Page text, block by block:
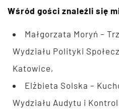
Wśród gości znaleźli się
Małgorzata Moryń –
Wydziału Polityki
Katowice,
Elżbieta Solska –
Wydziału Audytu i